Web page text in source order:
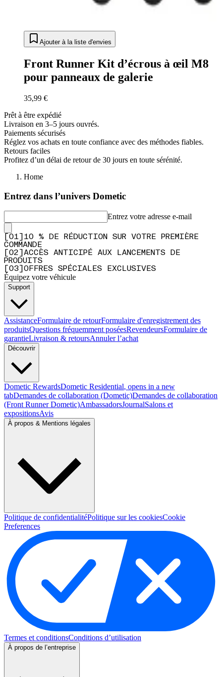
Ajouter à la liste d'envies
Front Runner Kit d’écrous à œil M8
pour panneaux de galerie
35,99 €
Prêt à être expédié
Livraison en 3–5 jours ouvrés.
Paiements sécurisés
Réglez vos achats en toute confiance avec des méthodes fiables.
Retours faciles
Profitez d’un délai de retour de 30 jours en toute sérénité.
Home
Entrez dans l’univers Dometic
Entrez votre adresse e-mail
01
10 % DE RÉDUCTION SUR VOTRE PREMIÈRE
COMMANDE
02
ACCÈS ANTICIPÉ AUX LANCEMENTS DE
PRODUITS
03 OFFRES SPÉCIALES EXCLUSIVES
Équipez votre véhicule
Support
AssistanceFormulaire de retourFormulaire d'enregistrement des
produitsQuestions fréquemment poséesRevendeursFormulaire de
garantieLivraison & retoursAnnuler l’achat
Découvrir
Dometic RewardsDometic Residential, opens in a new
tabDemandes de collaboration (Dometic)Demandes de collaboration
(Front Runner Dometic)AmbassadorsJournalSalons et
expositionsAvis
À propos & Mentions légales
Politique de confidentialitéPolitique sur les cookiesCookie
Preferences
Termes et conditionsConditions d’utilisation
À propos de l’entreprise